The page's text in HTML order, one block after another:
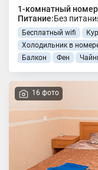
1-комнатный номер
Питание:Без
Бесплатный wifi
Холодильник в
Балкон
Фен
16 фото